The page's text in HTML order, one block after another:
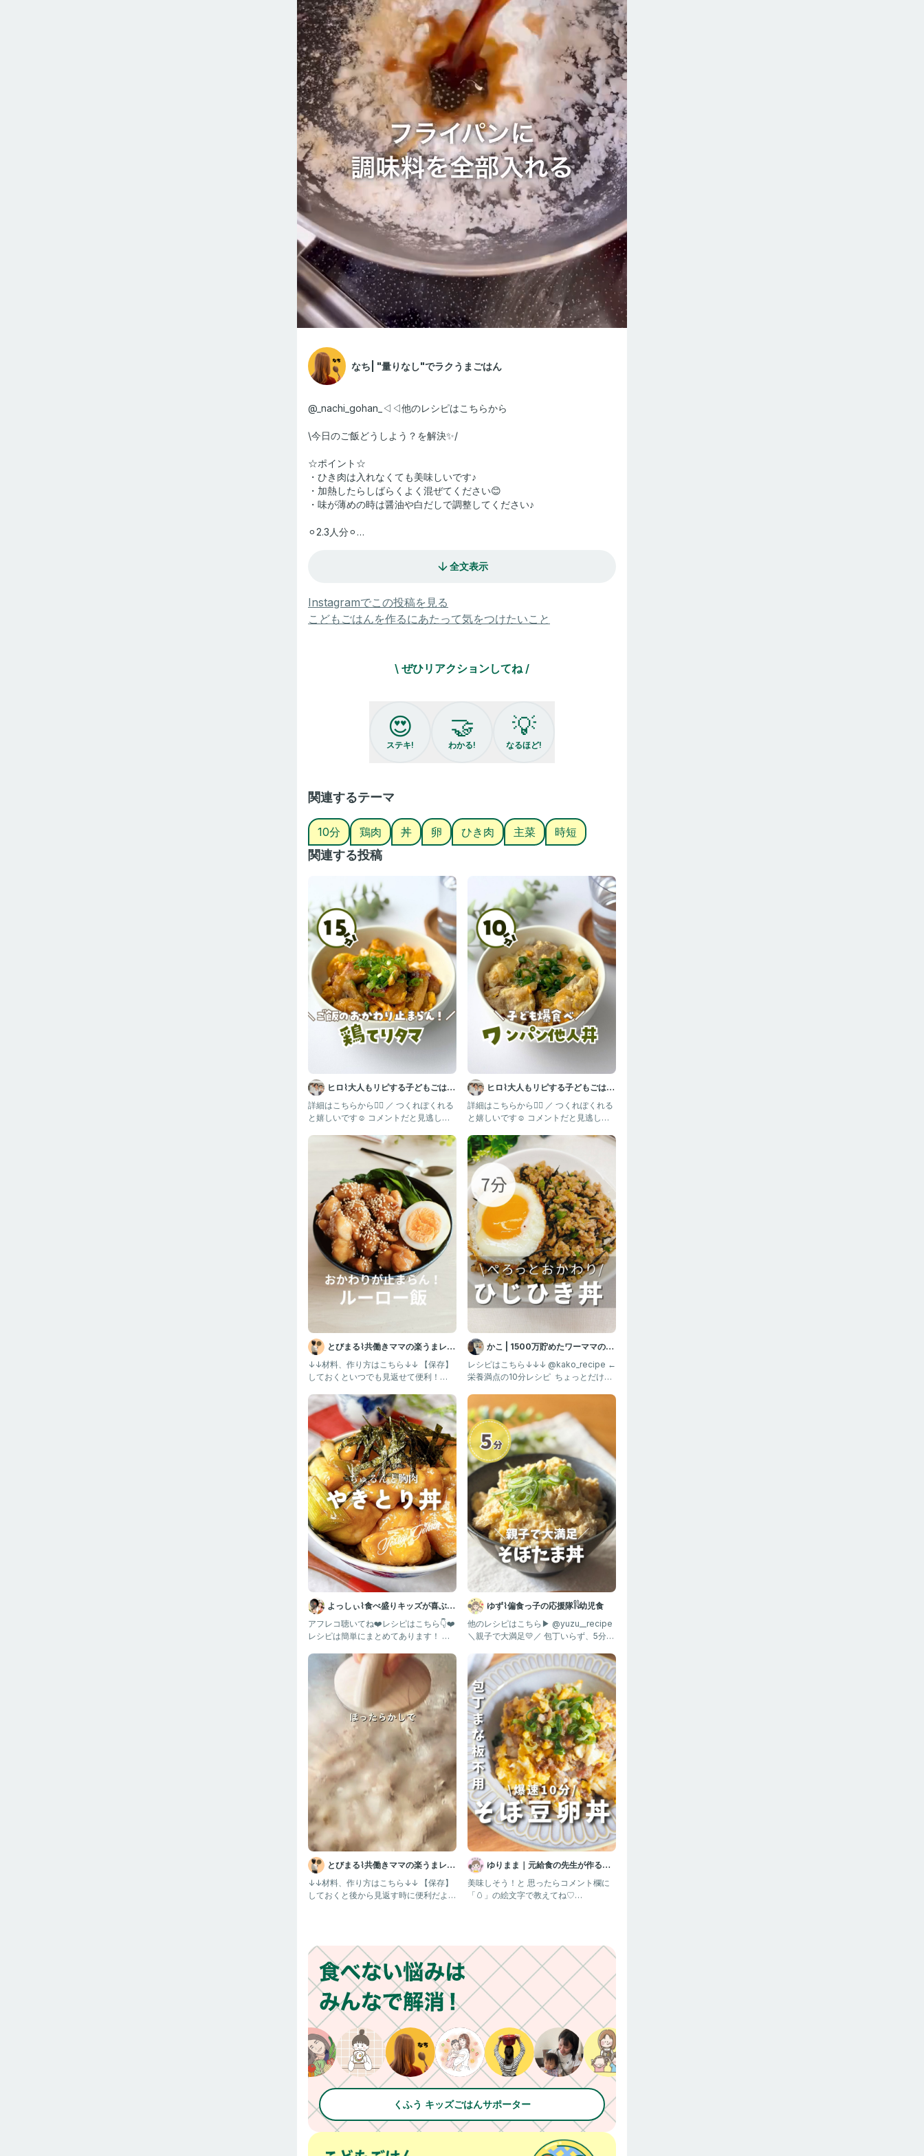
なち| "量りなし"でラクうまごはん
@_nachi_gohan_◁◁他のレシピはこちらから
\今日のご飯どうしよう？を解決✨/
☆ポイント☆
・ひき肉は入れなくても美味しいです♪
・加熱したらしばらくよく混ぜてください😊
・味が薄めの時は醤油や白だしで調整してください♪
⚪︎2.3人分⚪︎
◉鶏ひき肉 おたまひとすくいくらい
◉砂糖 大さじ1/2
◉白だし 大さじ1
◉片栗粉 大さじ1と1/2
◉水 300cc
②フライパンに◉をいれ、加熱。
③②が透き通ってグツグツしたら①を回し入れ、
ある程度固まったら出来上がり✨
今日もお疲れ様です！🤲✨
@_nachi_gohan_です😊
読んで頂き、ありがとうございます🙏✨
⚪︎工程少なめ簡単レシピが知りたい
⚪︎失敗しない！家族に褒められたい♪
⚪︎いい感じに手を抜いて✌️自分時間を作りたい！
という悩みを解決する為に発信しています♪
わからない事があれば気軽にコメントやDMください😊
#かんたんレシピ
#かんたんごはん
#おうちご飯
#らくうまレシピ
#親子ごはんの悩みサポート
全文表示
Instagramでこの投稿を見る
こどもごはんを作るにあたって気をつけたいこと
\ ぜひリアクションしてね /
😍
ステキ!
🤝
わかる!
💡
なるほど!
関連するテーマ
10分 鶏肉 丼 卵 ひき肉 主菜 時短
関連する投稿
ヒロ⌇大人もリピする子どもごはん
🍳
詳細はこちらから👇🏻 ／ つくれぽくれる
と嬉しいです☺️ コメントだと見逃して
とびまる⌇共働きママの楽うまレシ
ピ
↓↓材料、作り方はこちら↓↓ 【保存】
しておくといつでも見返せて便利！
よっしぃ⌇食べ盛りキッズが喜ぶレ
シピ 𓌉◯𓇋
アフレコ聴いてね❤️レシピはこちら👇❤️
レシピは簡単にまとめてあります！ 質
とびまる⌇共働きママの楽うまレシ
ピ
↓↓材料、作り方はこちら↓↓ 【保存】
しておくと後から見返す時に便利だよ！
ヒロ⌇大人もリピする子どもごはん
🍳
詳細はこちらから👇🏻 ／ つくれぽくれる
と嬉しいです☺️ コメントだと見逃して
かこ | 1500万貯めたワーママの節
約ごはん
レシピはこちら↓↓↓ @kako_recipe ←
栄養満点の10分レシピ ⁡ ちょっとだけ、
ゆず⌇偏食っ子の応援隊𓌉𓇋幼児食
他のレシピはこちら▶︎ @yuzu__recipe
＼親子で大満足💛／ 包丁いらず、5分で
ゆりまま｜元給食の先生が作る子
ども喜ぶレシピ🧑🏻‍🍳
美味しそう！と 思ったらコメント欄に
「🥚」の絵文字で教えてね♡
くふう キッズごはんサポーター